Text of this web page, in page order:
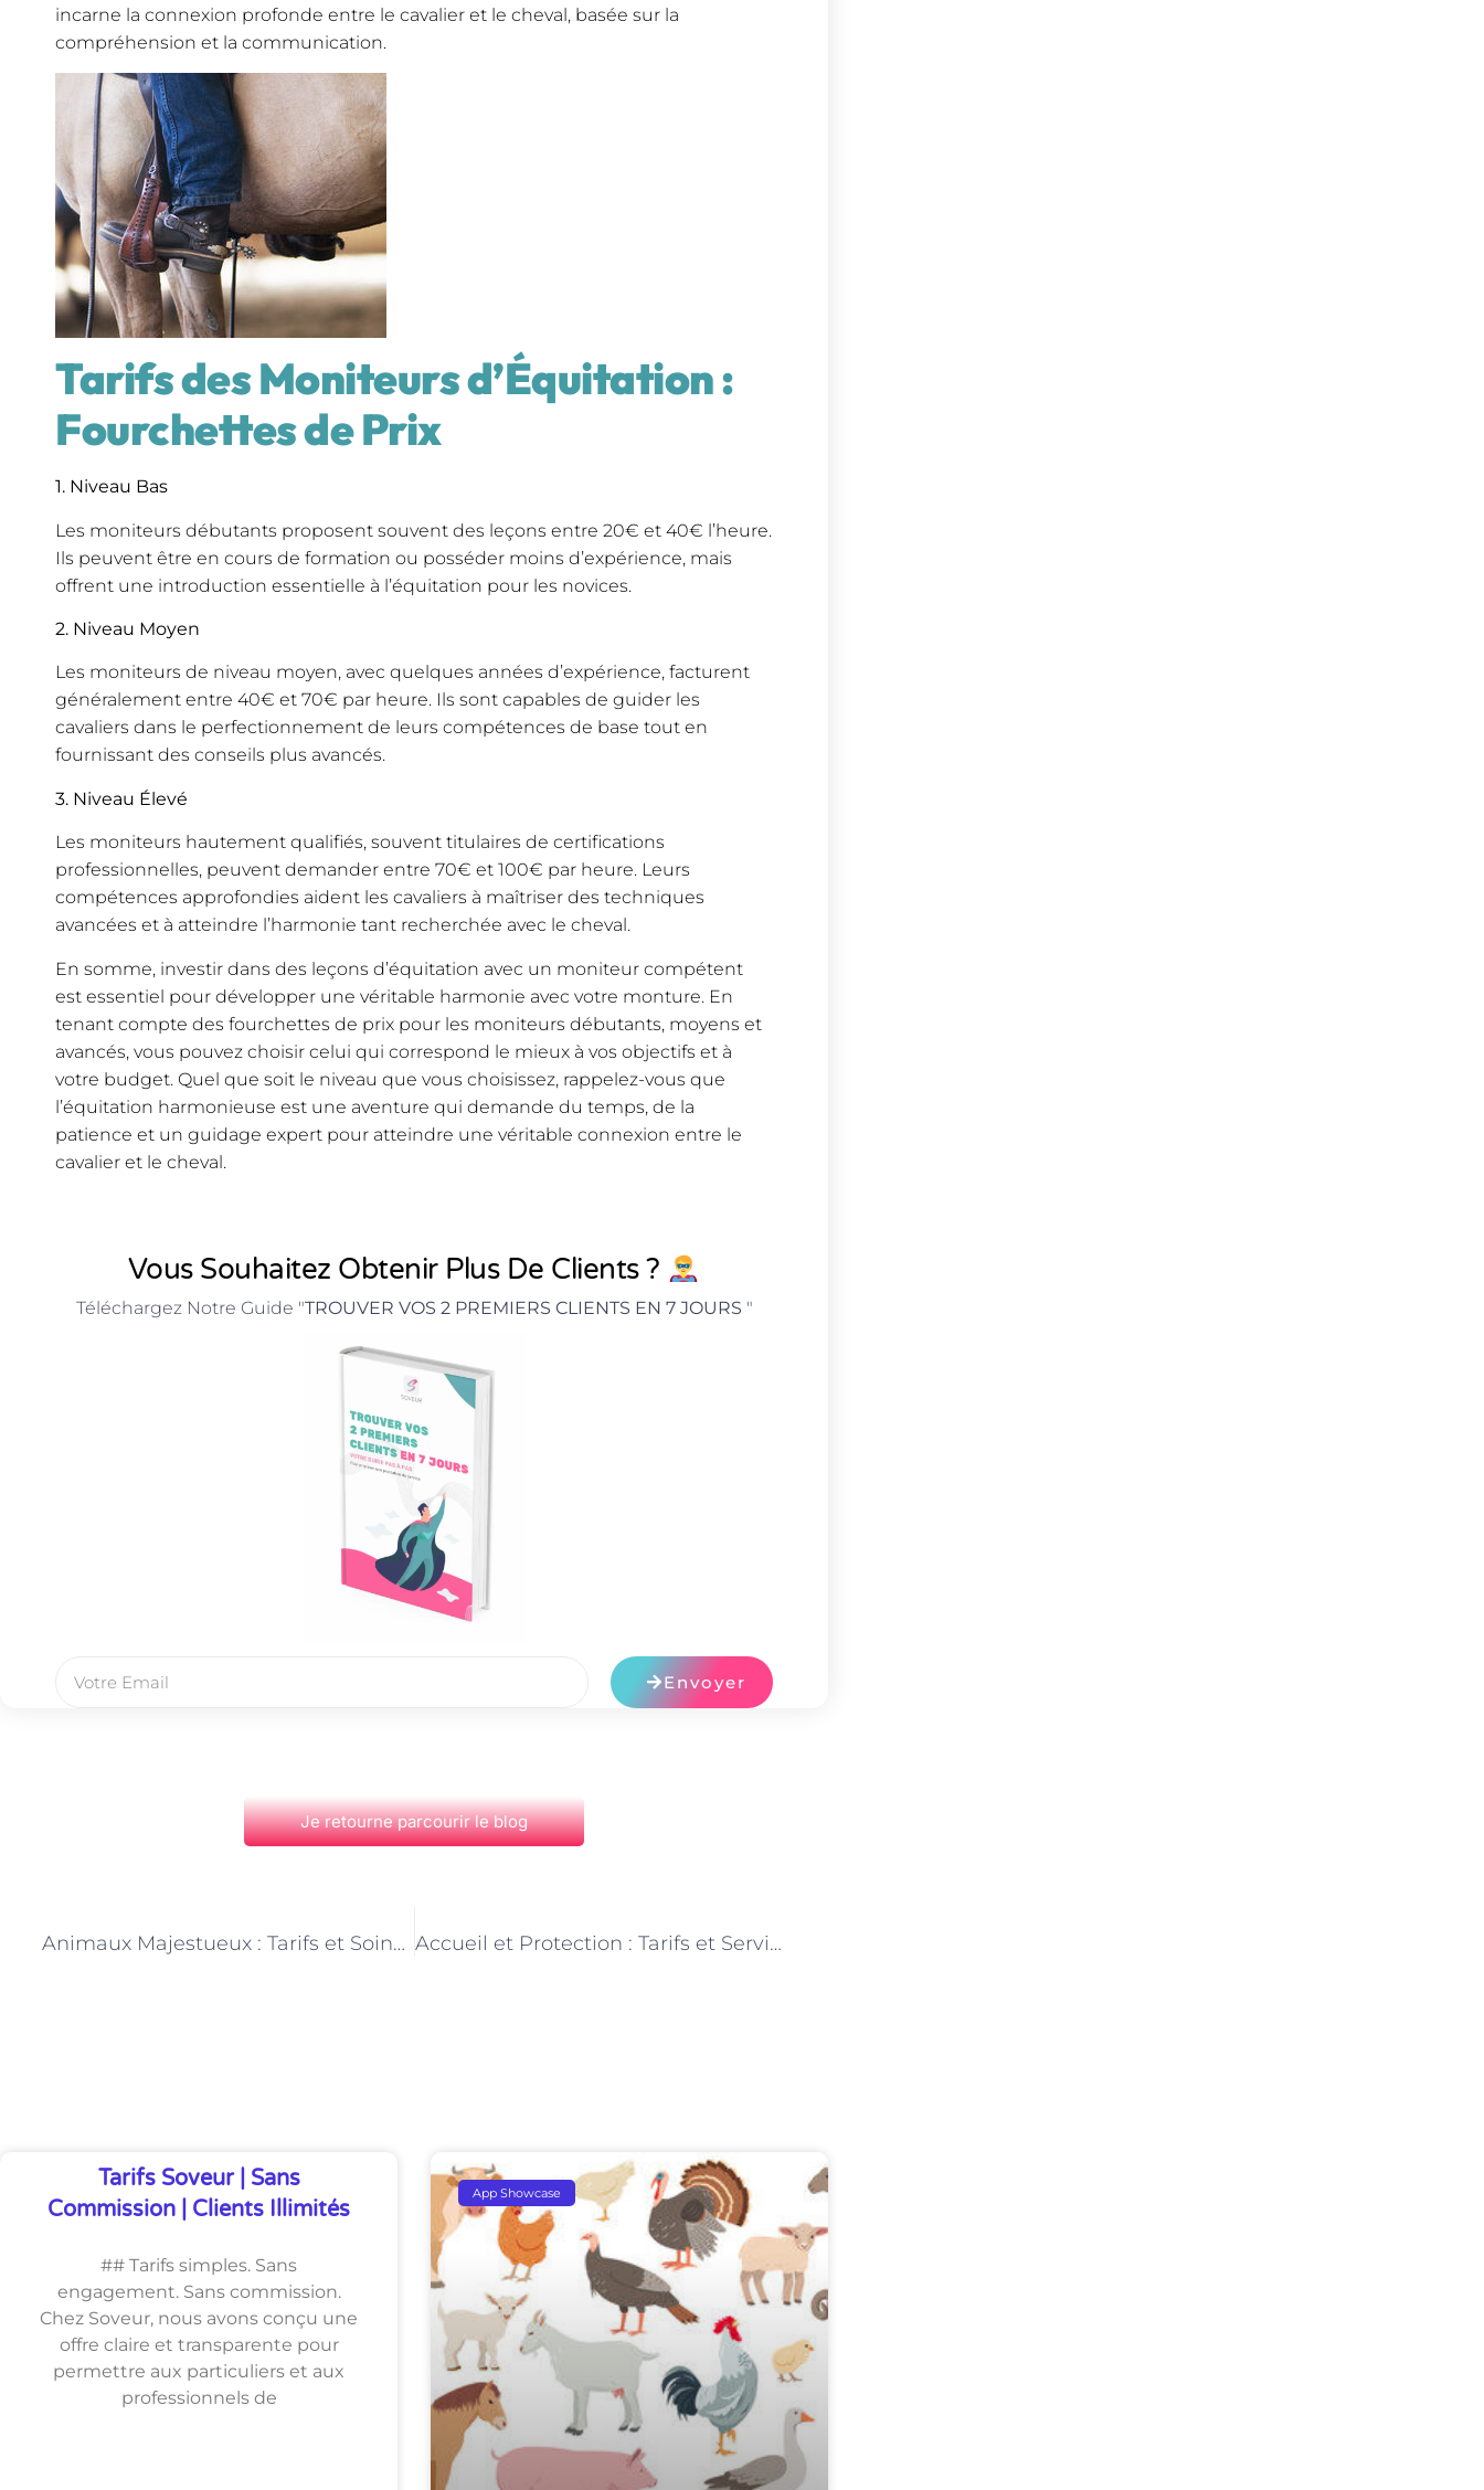
incarne la connexion profonde entre le cavalier et le cheval, basée sur la
compréhension et la communication.
Tarifs des Moniteurs d’Équitation :
Fourchettes de Prix
1. Niveau Bas
Les moniteurs débutants proposent souvent des leçons entre 20€ et 40€ l’heure.
Ils peuvent être en cours de formation ou posséder moins d’expérience, mais
offrent une introduction essentielle à l’équitation pour les novices.
2. Niveau Moyen
Les moniteurs de niveau moyen, avec quelques années d’expérience, facturent
généralement entre 40€ et 70€ par heure. Ils sont capables de guider les
cavaliers dans le perfectionnement de leurs compétences de base tout en
fournissant des conseils plus avancés.
3. Niveau Élevé
Les moniteurs hautement qualifiés, souvent titulaires de certifications
professionnelles, peuvent demander entre 70€ et 100€ par heure. Leurs
compétences approfondies aident les cavaliers à maîtriser des techniques
avancées et à atteindre l’harmonie tant recherchée avec le cheval.
En somme, investir dans des leçons d’équitation avec un moniteur compétent
est essentiel pour développer une véritable harmonie avec votre monture. En
tenant compte des fourchettes de prix pour les moniteurs débutants, moyens et
avancés, vous pouvez choisir celui qui correspond le mieux à vos objectifs et à
votre budget. Quel que soit le niveau que vous choisissez, rappelez-vous que
l’équitation harmonieuse est une aventure qui demande du temps, de la
patience et un guidage expert pour atteindre une véritable connexion entre le
cavalier et le cheval.
Vous Souhaitez Obtenir Plus De Clients ?
Téléchargez Notre Guide "TROUVER VOS 2 PREMIERS CLIENTS EN 7 JOURS "
Envoyer
Je retourne parcourir le blog
Animaux Majestueux : Tarifs et Soins des Gardiens du Zoo Accueil et Protection : Tarifs et Services du Responsable de Refuge Animalier
Tarifs Soveur | Sans
Commission | Clients Illimités
## Tarifs simples. Sans
engagement. Sans commission.
Chez Soveur, nous avons conçu une
offre claire et transparente pour
permettre aux particuliers et aux
professionnels de
App Showcase